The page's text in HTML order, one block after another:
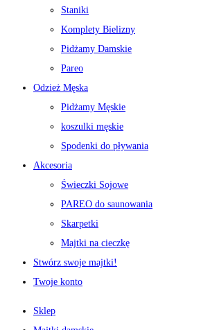
Staniki
Komplety Bielizny
Pidżamy Damskie
Pareo
Odzież Męska
Pidżamy Męskie
koszulki męskie
Spodenki do pływania
Akcesoria
Świeczki Sojowe
PAREO do saunowania
Skarpetki
Majtki na cieczkę
Stwórz swoje majtki!
Twoje konto
Sklep